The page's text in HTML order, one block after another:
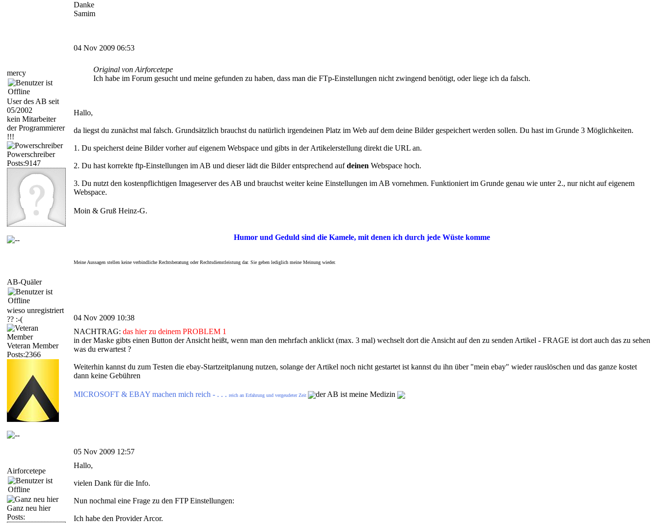
Danke
Samim
mercy
User des AB seit
05/2002
kein Mitarbeiter
der Programmierer
!!!
Powerschreiber
Posts:9147
04 Nov 2009 06:53
Original von Airforcetepe
Ich habe im Forum gesucht und meine gefunden zu haben, dass man die FTp-Einstellungen nicht zwingend benötigt, oder liege ich da falsch.
Hallo,
da liegst du zunächst mal falsch. Grundsätzlich brauchst du natürlich irgendeinen Platz im Web auf dem deine Bilder gespeichert werden sollen. Du hast im Grunde 3 Möglichkeiten.
1. Du speicherst deine Bilder vorher auf eigenem Webspace und gibts in der Artikelerstellung direkt die URL an.
2. Du hast korrekte ftp-Einstellungen im AB und dieser lädt die Bilder entsprechend aufdeinen Webspace hoch.
3. Du nutzt den kostenpflichtigen Imageserver des AB und brauchst weiter keine Einstellungen im AB vornehmen. Funktioniert im Grunde genau wie unter 2., nur nicht auf eigenem
Webspace.
Moin & Gruß Heinz-G.
Humor und Geduld sind die Kamele, mit denen ich durch jede Wüste komme
Meine Aussagen stellen keine verbindliche Rechtsberatung oder Rechtsdienstleistung dar. Sie geben lediglich meine Meinung wieder.
AB-Quäler
wieso unregistriert
?? :-(
Veteran Member
Posts:2366
04 Nov 2009 10:38
NACHTRAG: das hier zu deinem PROBLEM 1
in der Maske gibts einen Button der Ansicht heißt, wenn man den mehrfach anklickt (max. 3 mal) wechselt dort die Ansicht auf den zu senden Artikel - FRAGE ist dort auch das zu sehen
was du erwartest ?
Weiterhin kannst du zum Testen die ebay-Startzeitplanung nutzen, solange der Artikel noch nicht gestartet ist kannst du ihn über "mein ebay" wieder rauslöschen und das ganze kostet
dann keine Gebühren
MICROSOFT & EBAY machen mich reich - . . . reich an Erfahrung und vergeudeter Zeit der AB ist meine Medizin
Airforcetepe
Ganz neu hier
Posts:
05 Nov 2009 12:57
Hallo,
vielen Dank für die Info.
Nun nochmal eine Frage zu den FTP Einstellungen:
Ich habe den Provider Arcor.